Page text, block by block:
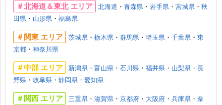
＃北海道＆東北 エリア 北海道 ・ 青森県 ・ 手県 ・ 宮城県 ・ 秋
田県 ・ 山形県 ・ 福島県
＃関東 エリア 茨城県 ・ 栃木県 ・ 群馬県 ・ 埼玉県 ・ 千葉県 ・ 東
京都 ・ 神奈川県
＃中部 エリア 新潟県 ・ 富山県 ・ 石川県 ・ 福井県 ・ 山梨県 ・ 長
野県 ・ 岐阜県 ・ 静岡県 ・ 愛知県
＃関西 エリア 三重県 ・ 滋賀県 ・ 京都府 ・ 大阪府 ・ 兵庫県 ・ 奈